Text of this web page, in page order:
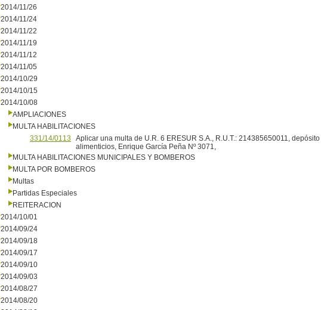
2014/11/26
2014/11/24
2014/11/22
2014/11/19
2014/11/12
2014/11/05
2014/10/29
2014/10/15
2014/10/08
AMPLIACIONES
MULTA HABILITACIONES
331/14/0113
Aplicar una multa de U.R. 6 ERESUR S.A., R.U.T.: 214385650011,
alimenticios, Enrique García Peña Nº 3071,
MULTA HABILITACIONES MUNICIPALES Y BOMBEROS
MULTA POR BOMBEROS
Multas
Partidas Especiales
REITERACION
2014/10/01
2014/09/24
2014/09/18
2014/09/17
2014/09/10
2014/09/03
2014/08/27
2014/08/20